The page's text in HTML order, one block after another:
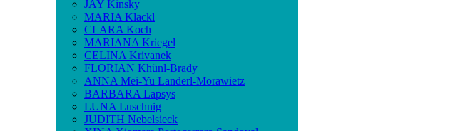
JAY Kinsky
MARIA Klackl
CLARA Koch
MARIANA Kriegel
CELINA Krivanek
FLORIAN Khünl-Brady
ANNA Mei-Yu Landerl-Morawietz
BARBARA Lapsys
LUNA Luschnig
JUDITH Nebelsieck